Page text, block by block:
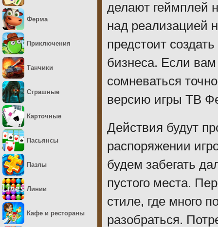
делают геймплей
над реализацией
предстоит
бизнеса. Если вам
сомневаться
версию игры ТВ
Действия будут
распоряжении
будем забегать
пустого места.
стиле, где много
разобраться.
Ферма
Приключения
Танчики
Страшные
Карточные
Пасьянсы
Пазлы
Линии
Кафе и рестораны